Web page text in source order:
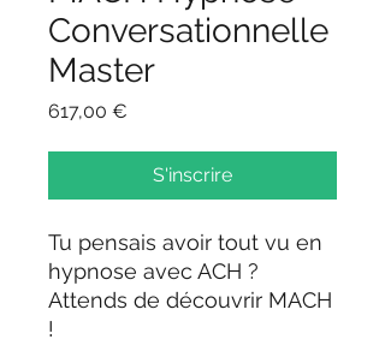
Conversationnelle
Master
617,00 €
S'inscrire
Tu pensais avoir tout vu en
hypnose avec ACH ?
Attends de découvrir MACH
!